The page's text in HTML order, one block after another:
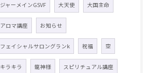
ジャーメインGSVF 大天使 大国主命
アロマ講座 お知らせ
フェイシャルサロングランk 祝福 空
キラキラ 龍神様 スピリチュアル講座